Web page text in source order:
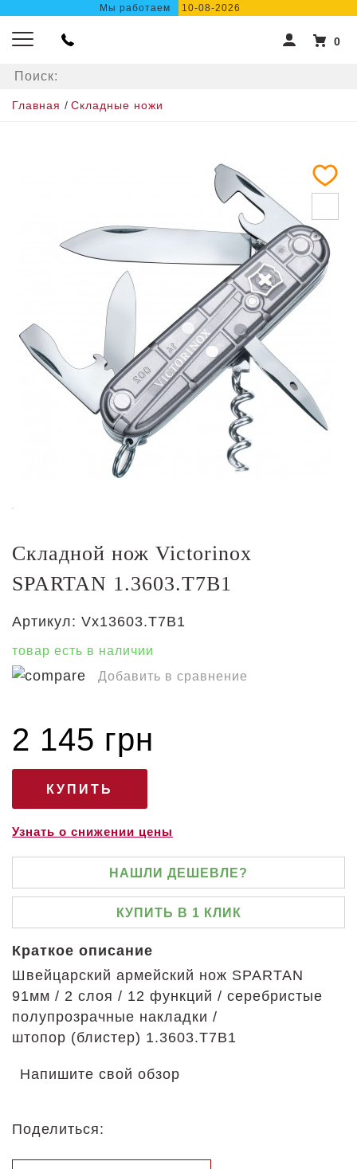
Мы работаем 10-08-2026
0
Главная / Складные ножи
Складной нож Victorinox
SPARTAN 1.3603.T7B1
Артикул: Vx13603.T7B1
товар есть в наличии
Добавить в сравнение
2 145 грн
Узнать о снижении цены
НАШЛИ ДЕШЕВЛЕ?
КУПИТЬ В 1 КЛИК
Краткое описание
Швейцарский армейский нож SPARTAN
91мм / 2 слоя / 12 функций / серебристые
полупрозрачные накладки /
штопор (блистер) 1.3603.T7B1
Напишите свой обзор
Поделиться: